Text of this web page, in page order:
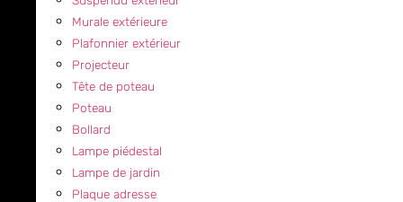
Murale extérieure
Plafonnier extérieur
Projecteur
Tête de poteau
Poteau
Bollard
Lampe piédestal
Lampe de jardin
Plaque adresse